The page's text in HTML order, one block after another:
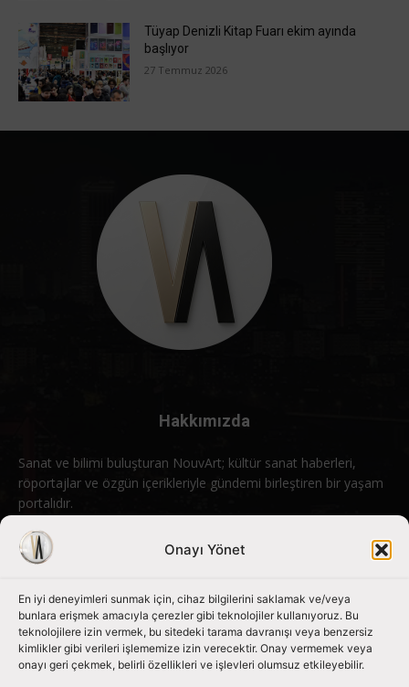
Onayı Yönet
En iyi deneyimleri sunmak için, cihaz bilgilerini saklamak ve/veya
bunlara erişmek amacıyla çerezler gibi teknolojiler kullanıyoruz. Bu
teknolojilere izin vermek, bu sitedeki tarama davranışı veya benzersiz
kimlikler gibi verileri işlememize izin verecektir. Onay vermemek veya
onayı geri çekmek, belirli özellikleri ve işlevleri olumsuz etkileyebilir.
Tüyap Denizli Kitap Fuarı ekim ayında
başlıyor
27 Temmuz 2026
Hakkımızda
Sanat ve bilimi buluşturan NouvArt; kültür sanat haberleri,
röportajlar ve özgün içerikleriyle gündemi birleştiren bir yaşam
portalıdır.
Bizimle iletişime geçin: info@nouvart.net
Bizi Takip Edin